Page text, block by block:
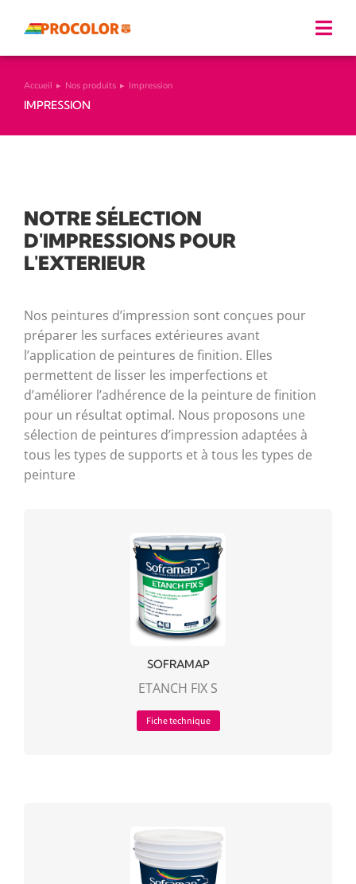
Vous êtes ici :
Accueil Nos produits Impression
IMPRESSION
NOTRE SÉLECTION
D'IMPRESSIONS POUR
L'EXTERIEUR
Nos peintures d’impression sont conçues pour
préparer les surfaces extérieures avant
l’application de peintures de finition. Elles
permettent de lisser les imperfections et
d’améliorer l’adhérence de la peinture de finition
pour un résultat optimal. Nous proposons une
sélection de peintures d’impression adaptées à
tous les types de supports et à tous les types de
peinture
SOFRAMAP
ETANCH FIX S
Fiche technique